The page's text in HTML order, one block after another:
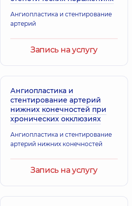
Ангиопластика и стентирование
артерий
Запись на услугу
Ангиопластика и
стентирование артерий
нижних конечностей при
хронических окклюзиях
Ангиопластика и стентирование
артерий нижних конечностей
Запись на услугу